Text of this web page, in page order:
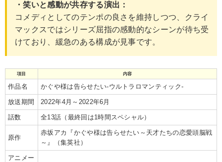
・笑いと感動が共存する演出：
コメディとしてのテンポの良さを維持しつつ、クライ
マックスではシリーズ屈指の感動的なシーンが待ち受
けており、緩急のある構成が見事です。
項目 内容
作品名 かぐや様は告らせたい-ウルトラロマンティック-
放送期間 2022年4月～2022年6月
話数 全13話（最終回は1時間スペシャル）
原作
赤坂アカ『かぐや様は告らせたい～天才たちの恋愛頭脳戦
～』（集英社）
アニメー